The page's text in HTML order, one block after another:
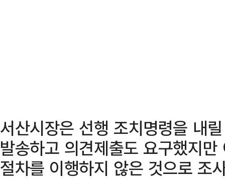
서산시장은 선행 조치명령을 내
발송하고 의견제출도 요구했지
절차를 이행하지 않은 것으로 조